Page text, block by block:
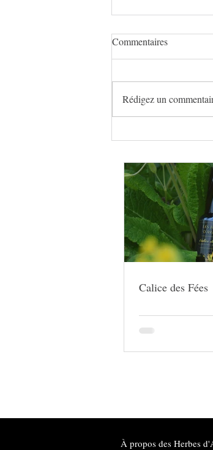
Commentaires
Rédigez un
Calice des Fées
À propos des Herbes